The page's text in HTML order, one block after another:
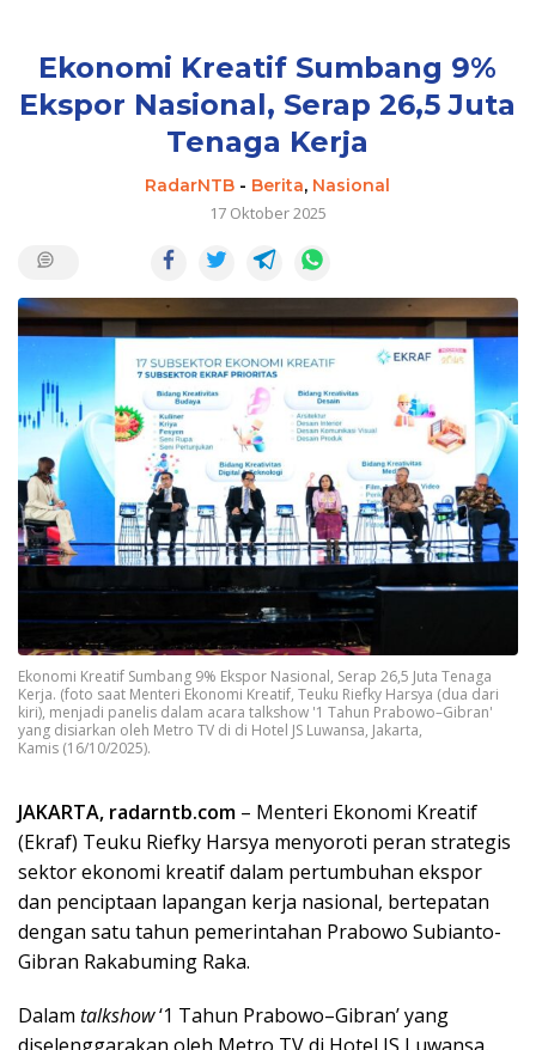
Ekonomi Kreatif Sumbang 9%
Ekspor Nasional, Serap 26,5 Juta
Tenaga Kerja
RadarNTB - Berita, Nasional
17 Oktober 2025
Ekonomi Kreatif Sumbang 9% Ekspor Nasional, Serap 26,5 Juta Tenaga
Kerja. (foto saat Menteri Ekonomi Kreatif, Teuku Riefky Harsya (dua dari
kiri), menjadi panelis dalam acara talkshow '1 Tahun Prabowo–Gibran'
yang disiarkan oleh Metro TV di di Hotel JS Luwansa, Jakarta,
Kamis (16/10/2025).
JAKARTA, radarntb.com – Menteri Ekonomi Kreatif
(Ekraf) Teuku Riefky Harsya menyoroti peran strategis
sektor ekonomi kreatif dalam pertumbuhan ekspor
dan penciptaan lapangan kerja nasional, bertepatan
dengan satu tahun pemerintahan Prabowo Subianto-
Gibran Rakabuming Raka.
Dalam talkshow‘1 Tahun Prabowo–Gibran’ yang
diselenggarakan oleh Metro TV di Hotel JS Luwansa,